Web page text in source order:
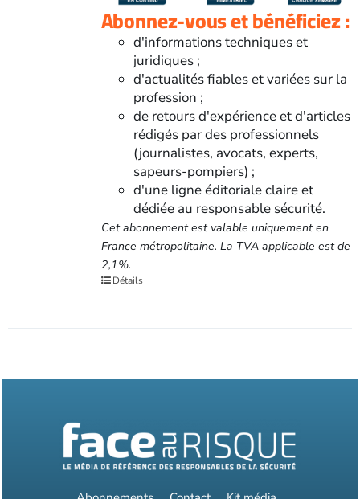
Abonnez-vous et bénéficiez :
d'informations techniques et
juridiques ;
d'actualités fiables et variées sur la
profession ;
de retours d'expérience et d'articles
rédigés par des professionnels
(journalistes, avocats, experts,
sapeurs-pompiers) ;
d'une ligne éditoriale claire et
dédiée au responsable sécurité.
Cet abonnement est valable uniquement en
France métropolitaine. La TVA applicable est de
2,1%.
Détails